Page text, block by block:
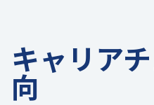
キャリア
向